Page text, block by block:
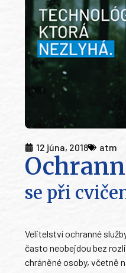
12 júna, 2018 atm
se při
Velitelství ochranné
často neobejdou bez
chráněné osoby, včetně